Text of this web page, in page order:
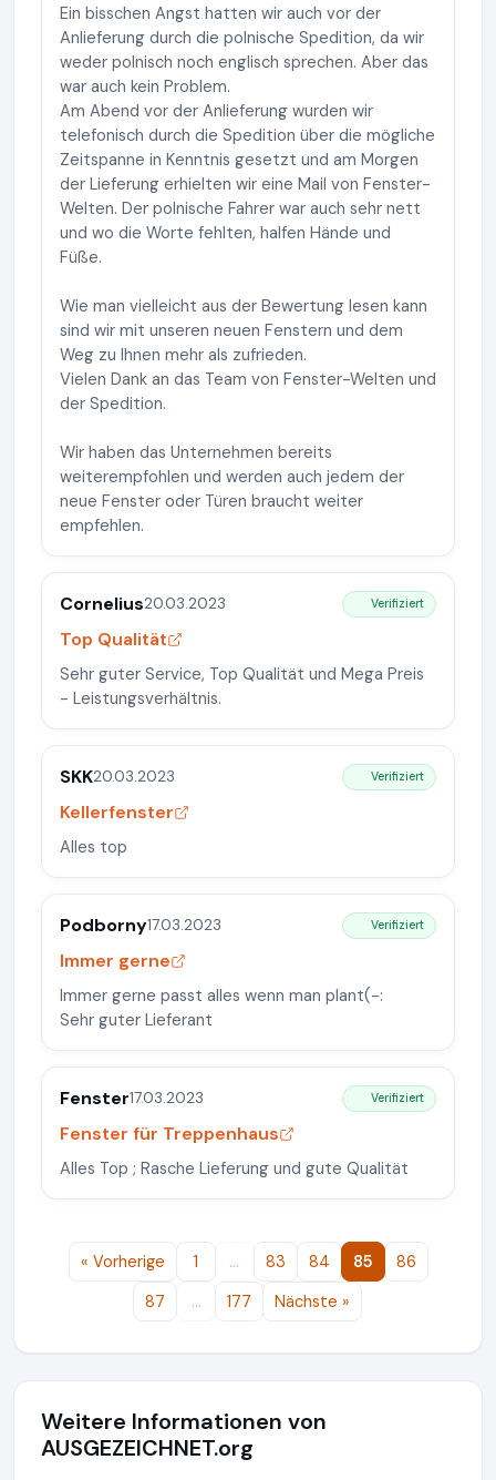
Ein bisschen Angst hatten wir auch vor der
Anlieferung durch die polnische Spedition, da wir
weder polnisch noch englisch sprechen. Aber das
war auch kein Problem.
Am Abend vor der Anlieferung wurden wir
telefonisch durch die Spedition über die mögliche
Zeitspanne in Kenntnis gesetzt und am Morgen
der Lieferung erhielten wir eine Mail von Fenster-
Welten. Der polnische Fahrer war auch sehr nett
und wo die Worte fehlten, halfen Hände und
Füße.
Wie man vielleicht aus der Bewertung lesen kann
sind wir mit unseren neuen Fenstern und dem
Weg zu Ihnen mehr als zufrieden.
Vielen Dank an das Team von Fenster-Welten und
der Spedition.
Wir haben das Unternehmen bereits
weiterempfohlen und werden auch jedem der
neue Fenster oder Türen braucht weiter
empfehlen.
Cornelius20.03.2023 Verifiziert
Top Qualität
Sehr guter Service, Top Qualität und Mega Preis
- Leistungsverhältnis.
SKK20.03.2023 Verifiziert
Kellerfenster
Alles top
Podborny17.03.2023 Verifiziert
Immer gerne
Immer gerne passt alles wenn man plant(-:
Sehr guter Lieferant
Fenster17.03.2023 Verifiziert
Fenster für Treppenhaus
Alles Top ; Rasche Lieferung und gute Qualität
« Vorherige 1 … 83 84 85
86
87
… 177 Nächste »
Weitere Informationen von
AUSGEZEICHNET.org